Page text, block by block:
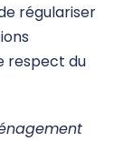
régulariser
respect du